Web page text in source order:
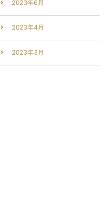
2023年6月
2023年4月
2023年3月